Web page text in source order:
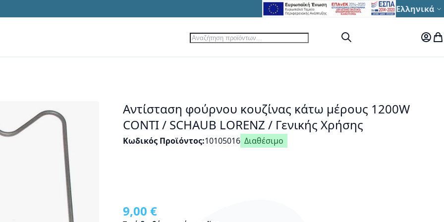
Γλώσσα
Ελληνικά
Αναζήτηση
Αναζήτηση Ο
Αντίσταση φούρνου κουζίνας κάτω μέρους 1200W
CONTI / SCHAUB LORENZ / Γενικής Χρήσης
Κωδικός Προϊόντος 10105016 Διαθέσιμο
9,00 €